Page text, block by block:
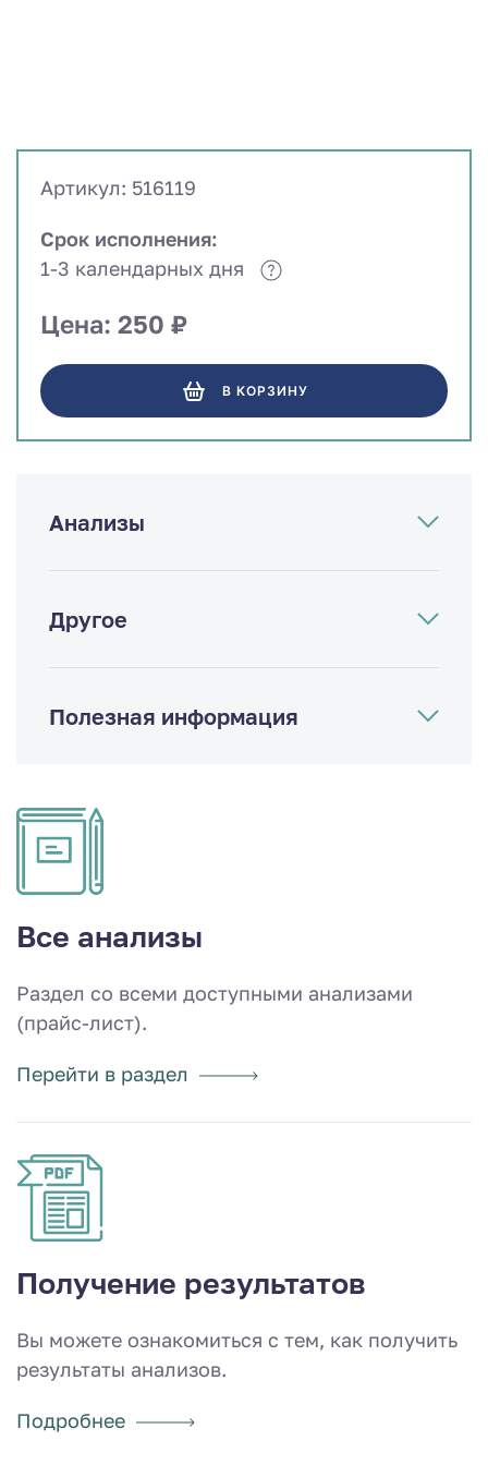
Анализы
Другое
Полезная информация
Артикул: 516119
Срок исполнения:
1-3 календарных дня
Цена: 250 ₽
В КОРЗИНУ
Все анализы
Раздел со всеми доступными анализами
(прайс-лист).
Перейти в раздел
Получение результатов
Вы можете ознакомиться с тем, как получить
результаты анализов.
Подробнее